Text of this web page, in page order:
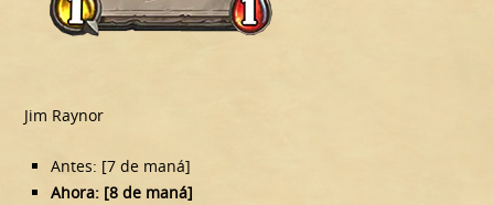
Jim Raynor
Antes: [7 de maná]
Ahora: [8 de maná]